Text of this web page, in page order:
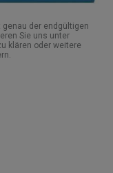
der endgültigen
Sie uns unter
klären oder weitere